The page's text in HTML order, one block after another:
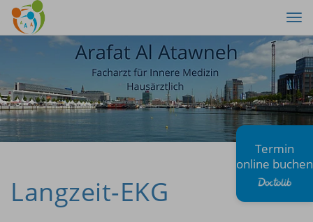
Langzeit-EKG
Termin
online buchen